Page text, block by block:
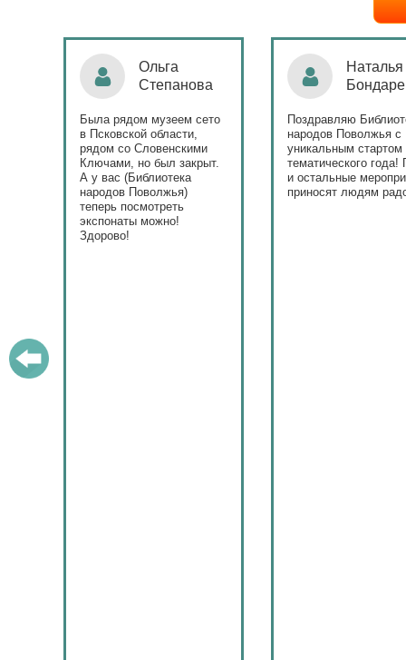
Ольга
Степанова
Была рядом музеем сето
в Псковской области,
рядом со Словенскими
Ключами, но был закрыт.
А у вас (Библиотека
народов Поволжья)
теперь посмотреть
экспонаты можно!
Здорово!
Наталья
Поздравляю
народов Поволжья с
уникальным стартом
тематического года!
и остальные
приносят людям